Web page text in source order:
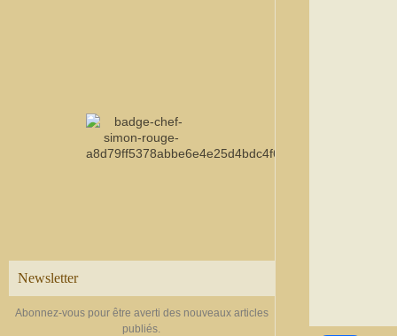
Newsletter
Abonnez-vous pour être averti des nouveaux articles
publiés.